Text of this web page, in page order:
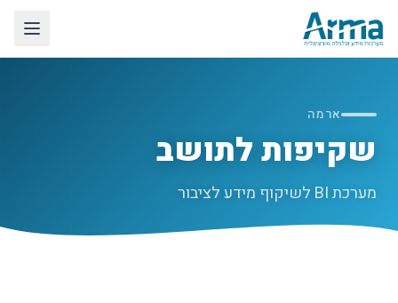
דלג לתוכן הראשי
ארמה
שקיפות לתושב
מערכת BI לשיקוף מידע לציבור